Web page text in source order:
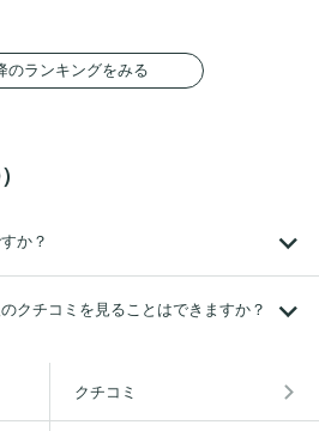
のランキングをみる
か？
クチコミを見ることはできますか？
クチコミ